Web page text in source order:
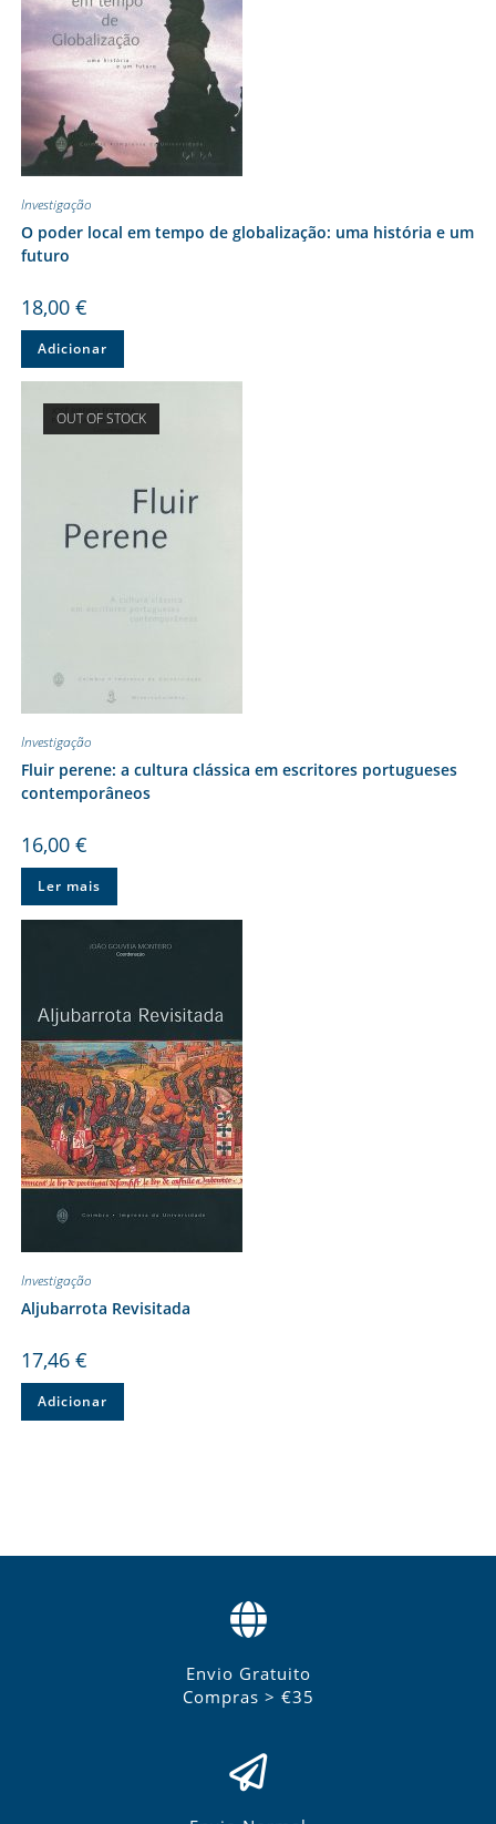
Investigação
O poder local em tempo de globalização: uma história e um
futuro
18,00 €
Adicionar
OUT OF STOCK
Investigação
Fluir perene: a cultura clássica em escritores portugueses
contemporâneos
16,00 €
Ler mais
Investigação
Aljubarrota Revisitada
17,46 €
Adicionar
Envio Gratuito
Compras > €35